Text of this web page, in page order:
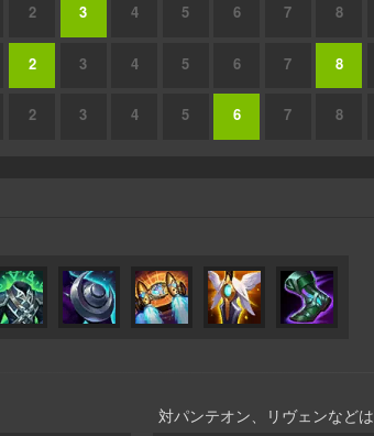
2 3 4 5 6 7 8
2 3 4 5 6 7 8
2 3 4 5 6 7 8
対パンテオン、リヴェンなどは